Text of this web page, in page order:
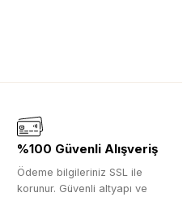
%100 Güvenli Alışveriş
Ödeme bilgileriniz SSL ile
korunur. Güvenli altyapı ve